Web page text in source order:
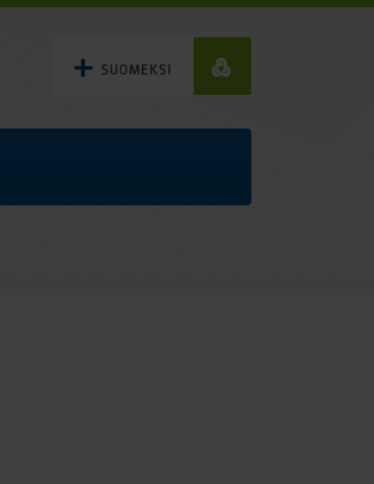
SUOMEKSI